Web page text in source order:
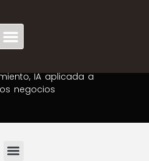
desde el año 2005
IA aplicada a
negocios